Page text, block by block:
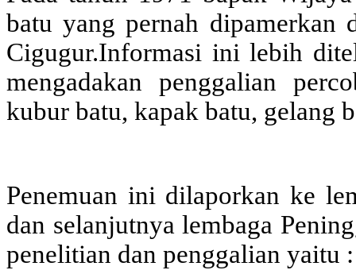
batu yang pernah dipamerkan
Cigugur.Informasi ini lebih
mengadakan penggalian
kubur batu, kapak batu, gelang
Penemuan ini dilaporkan ke
dan selanjutnya lembaga
penelitian dan penggalian yaitu :